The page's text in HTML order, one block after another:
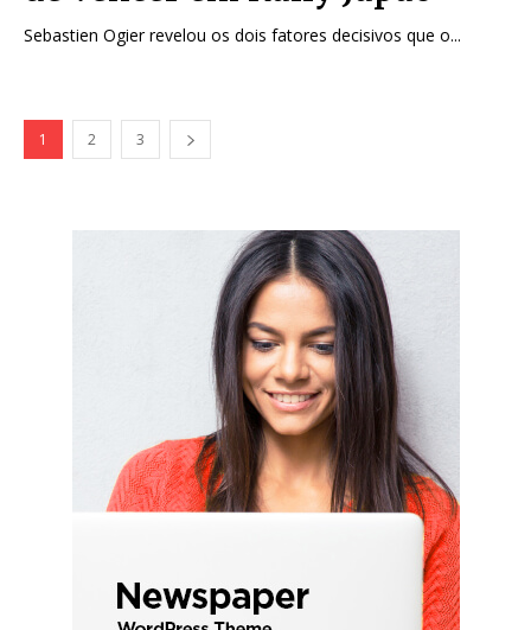
Sebastien Ogier revelou os dois fatores decisivos que o...
1 2 3